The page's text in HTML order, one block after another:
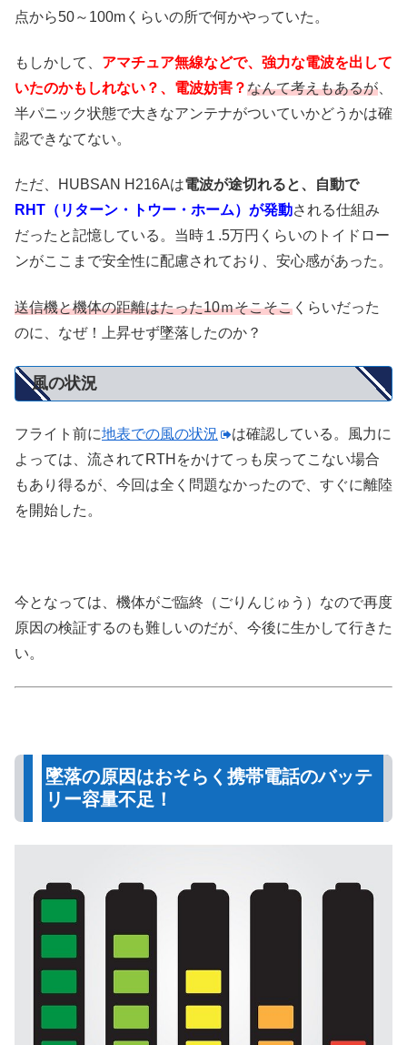
点から50～100mくらいの所で何かやっていた。
もしかして、 アマチュア無線などで、強力な電波を出して
いたのかもしれない？、電波妨害？なんて考えもあるが
半パニック状態で大きなアンテナがついていかどうかは確
認できなてない。
ただ、HUBSAN H216Aは電波が途切れると、自動で
RHT（リターン・トウー・ホーム）が発動される仕組み
だったと記憶している。当時１.5万円くらいのトイドロー
ンがここまで安全性に配慮されており、安心感があった。
送信機と機体の距離はたった10ｍそこそこ くらいだった
のに、なぜ！上昇せず墜落したのか？
風の状況
フライト前に地表での風の状況
は確認している。風力に
よっては、流されてRTHをかけてっも戻ってこない場合
もあり得るが、今回は全く問題なかったので、すぐに離陸
を開始した。
今となっては、機体がご臨終（ごりんじゅう）なので再度
原因の検証するのも難しいのだが、今後に生かして行きた
い。
墜落の原因はおそらく携帯電話のバッテ
リー容量不足！